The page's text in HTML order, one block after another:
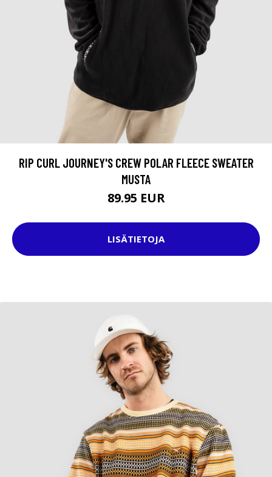
RIP CURL JOURNEY'S CREW POLAR FLEECE SWEATER
MUSTA
89.95 EUR
LISÄTIETOJA